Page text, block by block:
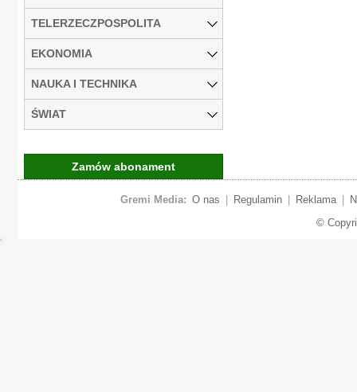
TELERZECZPOSPOLITA
EKONOMIA
NAUKA I TECHNIKA
ŚWIAT
Zamów abonament
Gremi Media: O nas Regulamin Reklama
©